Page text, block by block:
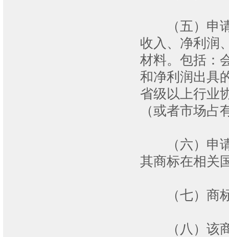
（五）申请
收入、净利润
材料。包括：
和净利润出具
省级以上行业
（或者市场占
（六）申请
其商标在相关
（七）商标
（八）该商